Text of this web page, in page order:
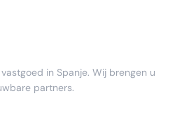
in Spanje. Wij brengen u
partners.